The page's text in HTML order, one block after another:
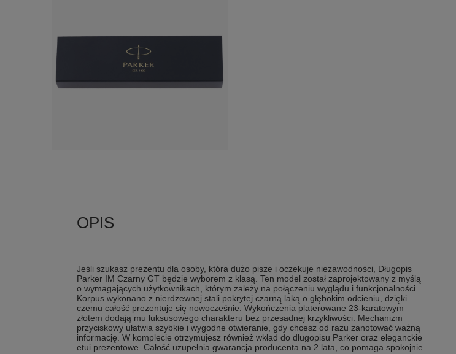
Jeśli szukasz prezentu dla osoby, która dużo pisze i oczekuje niezawodności, Długopis
Parker IM Czarny GT będzie wyborem z klasą. Ten model został zaprojektowany z myślą
o wymagających użytkownikach, którym zależy na połączeniu wyglądu i funkcjonalności.
Korpus wykonano z nierdzewnej stali pokrytej czarną laką o głębokim odcieniu, dzięki
czemu całość prezentuje się nowocześnie. Wykończenia platerowane 23-karatowym
złotem dodają mu luksusowego charakteru bez przesadnej krzykliwości. Mechanizm
przyciskowy ułatwia szybkie i wygodne otwieranie, gdy chcesz od razu zanotować ważną
informację. W komplecie otrzymujesz również wkład do długopisu Parker oraz eleganckie
etui prezentowe. Całość uzupełnia gwarancja producenta na 2 lata, co pomaga spokojnie